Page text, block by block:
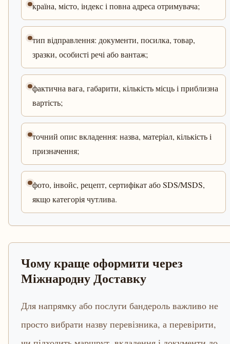
країна, місто, індекс і повна адреса отримувача;
тип відправлення: документи, посилка, товар,
зразки, особисті речі або вантаж;
фактична вага, габарити, кількість місць і приблизна
вартість;
точний опис вкладення: назва, матеріал, кількість і
призначення;
фото, інвойс, рецепт, сертифікат або SDS/MSDS,
якщо категорія чутлива.
Чому краще оформити через
Міжнародну Доставку
Для напрямку або послуги бандероль важливо не
просто вибрати назву перевізника, а перевірити,